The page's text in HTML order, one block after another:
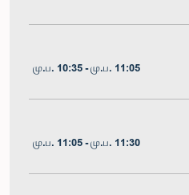
மு.ப. 10:35 - மு.ப. 11:05
மு.ப. 11:05 - மு.ப. 11:30